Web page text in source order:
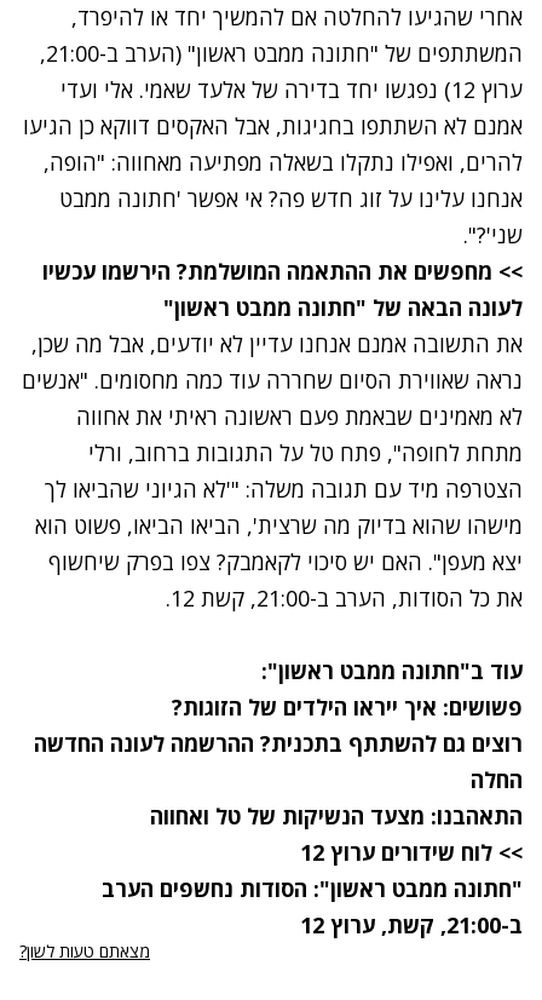
אחרי שהגיעו להחלטה אם להמשיך יחד או להיפרד,
המשתתפים של "חתונה ממבט ראשון" (הערב ב-21:00,
ערוץ 12
) נפגשו יחד בדירה של אלעד שאמי. אלי ועדי
אמנם לא השתתפו בחגיגות, אבל האקסים דווקא כן הגיעו
להרים, ואפילו נתקלו בשאלה מפתיעה מאחווה: "הופה,
אנחנו עלינו על זוג חדש פה? אי אפשר 'חתונה ממבט
שני'?".
>> מחפשים את ההתאמה המושלמת? הירשמו עכשיו
לעונה הבאה של "חתונה ממבט ראשון"
את התשובה אמנם אנחנו עדיין לא יודעים, אבל מה שכן,
נראה שאווירת הסיום שחררה עוד כמה מחסומים. "אנשים
לא מאמינים שבאמת פעם ראשונה ראיתי את אחווה
מתחת לחופה", פתח טל על התגובות ברחוב, ורלי
הצטרפה מיד עם תגובה משלה: "'לא הגיוני שהביאו לך
מישהו שהוא בדיוק מה שרצית', הביאו הביאו, פשוט הוא
יצא מעפן". האם יש סיכוי לקאמבק? צפו בפרק שיחשוף
את כל הסודות, הערב ב-21:00, קשת 12.
עוד ב"חתונה ממבט ראשון":
פשושים: איך ייראו הילדים של הזוגות?
רוצים גם להשתתף בתכנית? ההרשמה לעונה החדשה
החלה
התאהבנו: מצעד הנשיקות של טל ואחווה
>> לוח שידורים ערוץ 12
"חתונה ממבט ראשון": הסודות נחשפים הערב
ב-21:00, קשת, ערוץ 12
מצאתם טעות לשון?